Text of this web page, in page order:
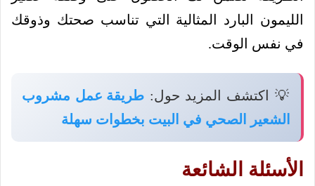
الليمون البارد المثالية التي تناسب صحتك وذوقك
في نفس الوقت.
💡 اكتشف المزيد حول: طريقة عمل مشروب
الشعير الصحي في البيت بخطوات سهلة
الأسئلة الشائعة